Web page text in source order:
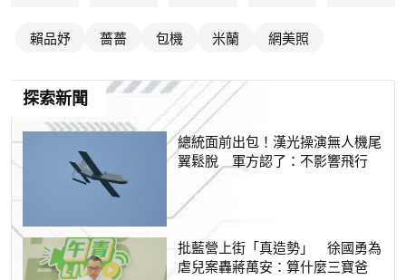
賴品妤 薔薔 包機 米蘭 網美照
探索新聞
總統面前出包！漢光操演無人機尾
翼鬆脫 軍方認了：不影響飛行
批藍營上街「真造勢」 徐國勇為
虐兒案轟蔣萬安：算什麼三寶爸